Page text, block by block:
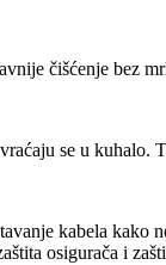
čišćenje bez
se u kuhalo.
kabela kako
osigurača i